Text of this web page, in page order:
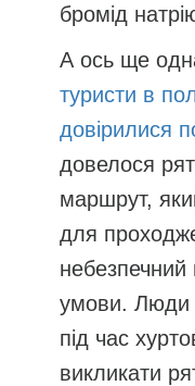
бромід
А ось ще
туристи в
довірилися
довелося
маршрут,
для
небезпечний
умови. Люди
під час
викликати